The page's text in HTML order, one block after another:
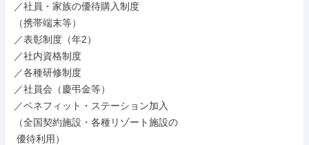
／社員・家族の優待購入制度
（携帯端末等）
／表彰制度（年2）
／社内資格制度
／各種研修制度
／社員会（慶弔金等）
／ベネフィット・ステーション加入
（全国契約施設・各種リゾート施設の